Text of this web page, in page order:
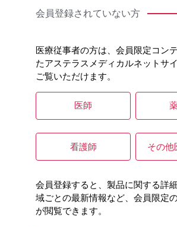
会員登録されていない方
医療従事者の方は、会員限定コン
たアステラスメディカルネットサ
ご覧いただけます。
医師
看護師 その他
会員登録すると、製品に関する詳
域ごとの最新情報など、会員限定
が閲覧できます。